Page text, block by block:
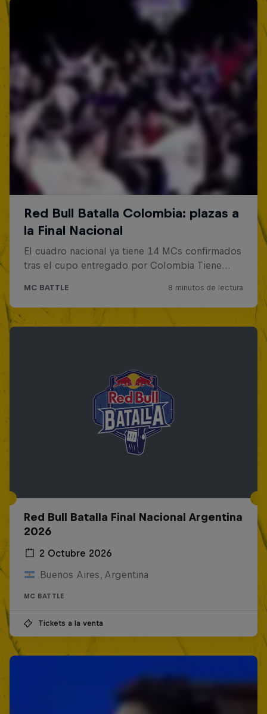
Red Bull Batalla Final Nacional Argentina
2026
2 Octubre 2026
Buenos Aires, Argentina
MC BATTLE
Tickets a la venta